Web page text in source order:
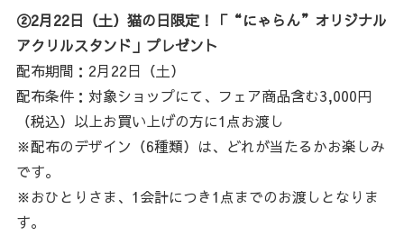
②2月22日（土）猫の日限定！「“にゃらん”オリジナル
アクリルスタンド」プレゼント
配布期間：2月22日（土）
配布条件：対象ショップにて、フェア商品含む3,000円
（税込）以上お買い上げの方に1点お渡し
※配布のデザイン（6種類）は、どれが当たるかお楽しみ
です。
※おひとりさま、1会計につき1点までのお渡しとなりま
す。